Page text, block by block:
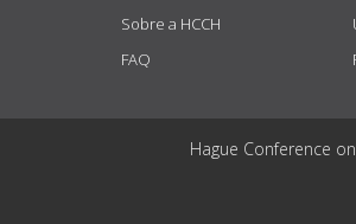
Sobre a HCCH
FAQ
Hague Conference